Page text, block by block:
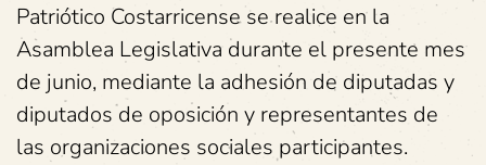
Patriótico Costarricense se realice en la
Asamblea Legislativa durante el presente mes
de junio, mediante la adhesión de diputadas y
diputados de oposición y representantes de
las organizaciones sociales participantes.